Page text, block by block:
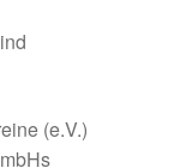
(e.V.)